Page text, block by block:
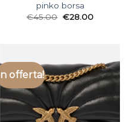
pinko borsa
€45.00 €28.00
In offerta!